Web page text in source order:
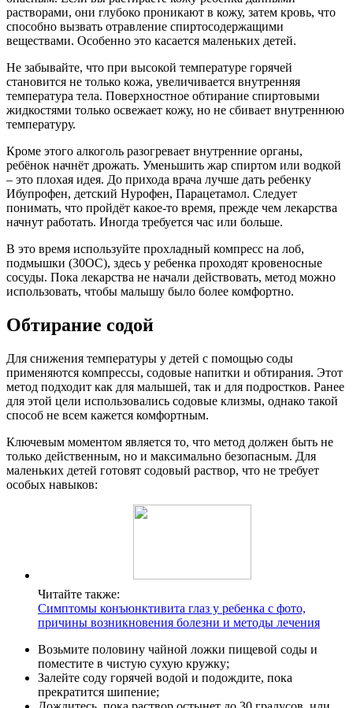
растворами, они глубоко проникают в кожу, затем кровь, что
способно вызвать отравление спиртосодержащими
веществами. Особенно это касается маленьких детей.
Не забывайте, что при высокой температуре горячей
становится не только кожа, увеличивается внутренняя
температура тела. Поверхностное обтирание спиртовыми
жидкостями только освежает кожу, но не сбивает внутреннюю
температуру.
Кроме этого алкоголь разогревает внутренние органы,
ребёнок начнёт дрожать. Уменьшить жар спиртом или водкой
– это плохая идея. До прихода врача лучше дать ребенку
Ибупрофен, детский Нурофен, Парацетамол. Следует
понимать, что пройдёт какое-то время, прежде чем лекарства
начнут работать. Иногда требуется час или больше.
В это время используйте прохладный компресс на лоб,
подмышки (30ОС), здесь у ребенка проходят кровеносные
сосуды. Пока лекарства не начали действовать, метод можно
использовать, чтобы малышу было более комфортно.
Обтирание содой
Для снижения температуры у детей с помощью соды
применяются компрессы, содовые напитки и обтирания. Этот
метод подходит как для малышей, так и для подростков. Ранее
для этой цели использовались содовые клизмы, однако такой
способ не всем кажется комфортным.
Ключевым моментом является то, что метод должен быть не
только действенным, но и максимально безопасным. Для
маленьких детей готовят содовый раствор, что не требует
особых навыков:
Читайте также:
Симптомы конъюнктивита глаз у ребенка с фото,
причины возникновения болезни и методы лечения
Возьмите половину чайной ложки пищевой соды и
поместите в чистую сухую кружку;
Залейте соду горячей водой и подождите, пока
прекратится шипение;